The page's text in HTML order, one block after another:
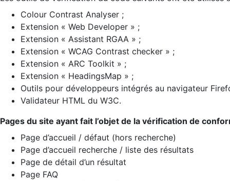
Colour Contrast Analyser ;
Extension « Web Developer » ;
Extension « Assistant RGAA » ;
Extension « WCAG Contrast checker » ;
Extension « ARC Toolkit » ;
Extension « HeadingsMap » ;
Outils pour développeurs intégrés au navigateur
Validateur HTML du W3C.
Pages du site ayant fait l’objet de la vérification de
Page d’accueil / défaut (hors recherche)
Page d’accueil recherche / liste des résultats
Page de détail d’un résultat
Page FAQ